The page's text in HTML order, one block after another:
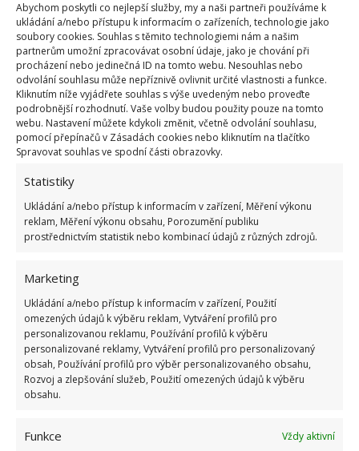
Abychom poskytli co nejlepší služby, my a naši partneři používáme k
ukládání a/nebo přístupu k informacím o zařízeních, technologie jako
soubory cookies. Souhlas s těmito technologiemi nám a našim
partnerům umožní zpracovávat osobní údaje, jako je chování při
procházení nebo jedinečná ID na tomto webu. Nesouhlas nebo
odvolání souhlasu může nepříznivě ovlivnit určité vlastnosti a funkce.
Kliknutím níže vyjádřete souhlas s výše uvedeným nebo proveďte
podrobnější rozhodnutí. Vaše volby budou použity pouze na tomto
webu. Nastavení můžete kdykoli změnit, včetně odvolání souhlasu,
pomocí přepínačů v Zásadách cookies nebo kliknutím na tlačítko
Spravovat souhlas ve spodní části obrazovky.
Statistiky
Ukládání a/nebo přístup k informacím v zařízení, Měření výkonu
reklam, Měření výkonu obsahu, Porozumění publiku
prostřednictvím statistik nebo kombinací údajů z různých zdrojů.
Marketing
Ukládání a/nebo přístup k informacím v zařízení, Použití
omezených údajů k výběru reklam, Vytváření profilů pro
personalizovanou reklamu, Používání profilů k výběru
personalizované reklamy, Vytváření profilů pro personalizovaný
obsah, Používání profilů pro výběr personalizovaného obsahu,
Rozvoj a zlepšování služeb, Použití omezených údajů k výběru
obsahu.
Funkce
Vždy aktivní
Jídelna pokračuje do velké rustikální kuchyně.
dřevěný strop. V zadní části domu je k dispozici
druhý obývací pokoj s krásnou podlahou.